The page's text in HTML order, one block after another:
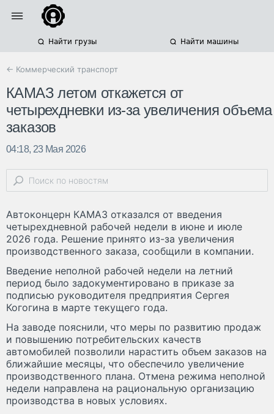
Найти грузы Найти машины
← Коммерческий транспорт
КАМАЗ летом откажется от
четырехдневки из-за увеличения объема
заказов
04:18, 23 Мая 2026
Автоконцерн КАМАЗ отказался от введения
четырехдневной рабочей недели в июне и июле
2026 года. Решение принято из-за увеличения
производственного заказа, сообщили в компании.
Введение неполной рабочей недели на летний
период было задокументировано в приказе за
подписью руководителя предприятия Сергея
Когогина в марте текущего года.
На заводе пояснили, что меры по развитию продаж
и повышению потребительских качеств
автомобилей позволили нарастить объем заказов на
ближайшие месяцы, что обеспечило увеличение
производственного плана. Отмена режима неполной
недели направлена на рациональную организацию
производства в новых условиях.